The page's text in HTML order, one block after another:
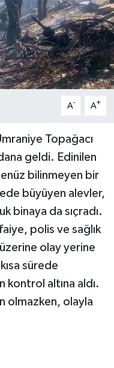
A- A+
Topağacı
geldi. Edinilen
bilinmeyen bir
büyüyen alevler,
binaya da sıçradı.
polis ve sağlık
olay yerine
sürede
kontrol altına aldı.
olmazken, olayla